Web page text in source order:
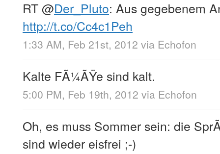
RT@Der_Pluto: Aus gegebenem
http://t.co/Cc4c1Peh
1:33 AM, Feb 21st, 2012 via Echofon
Kalte FÃ¼ÃŸe sind kalt.
5:00 PM, Feb 19th, 2012 via Echofon
Oh, es muss Sommer sein: die
sind wieder eisfrei ;-)